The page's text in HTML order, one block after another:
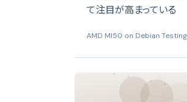
て注目が高まっている
AMD MI50 on Debian